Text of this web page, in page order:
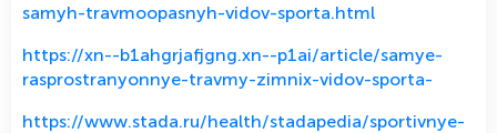
samyh-travmoopasnyh-vidov-sporta.html
https://xn--b1ahgrjafjgng.xn--p1ai/article/samye-
rasprostranyonnye-travmy-zimnix-vidov-sporta-
https://www.stada.ru/health/stadapedia/sportivnye-